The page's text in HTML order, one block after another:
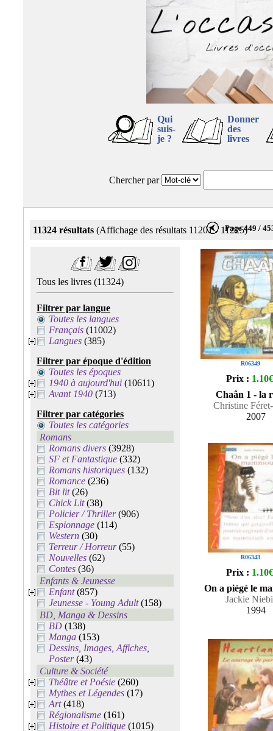
Qui
suis-
je ?
Donner
des
livres
Chercher par
11324 résultats (Affichage des résultats 11201 - 11225)
Page 449 /
Tous les livres (11324)
Filtrer par langue
Toutes les langues
Français (11002)
Langues (385)
Filtrer par époque d'édition
Toutes les époques
1940 à aujourd'hui (10611)
Avant 1940 (713)
Filtrer par catégories
Toutes les catégories
Romans
Romans divers (3928)
SF et Fantastique (332)
Romans historiques (132)
Romance (236)
Bit lit(26)
Chick Lit(38)
Policier / Thriller(906)
Espionnage (114)
Western (30)
Terreur / Horreur(55)
Nouvelles (62)
Contes (36)
Enfants & Jeunesse
Enfant(857)
Jeunesse - Young Adult(158)
BD, Manga & Dessins
BD (138)
Manga (153)
Dessins, Images, Affiches,
Poster(43)
Culture & Société
Théâtre et Poésie (260)
Mythes et Légendes (17)
Art(418)
Régionalisme (161)
Histoire et Politique (1015)
R06349
Prix : 1.10€
Chaân 1 - la
Christine
2007
R06343
Prix : 1.10€
On a piégé le
Jackie
1994